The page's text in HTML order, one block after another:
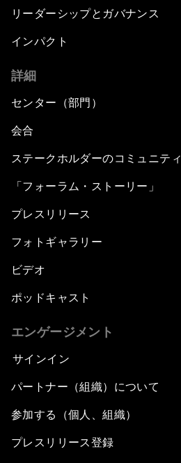
リーダーシップとガバナンス
インパクト
詳細
センター（部門）
会合
ステークホルダーのコミュニティ
「フォーラム・ストーリー」
プレスリリース
フォトギャラリー
ビデオ
ポッドキャスト
エンゲージメント
サインイン
パートナー（組織）について
参加する（個人、組織）
プレスリリース登録